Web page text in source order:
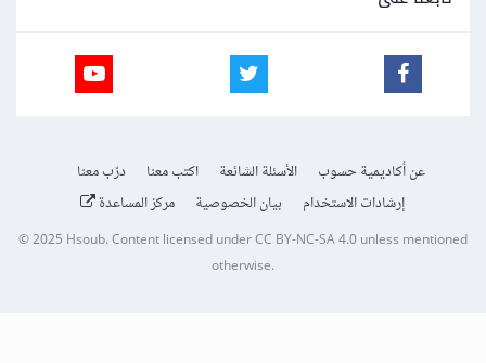
عن أكاديمية حسوب الأسئلة الشائعة اكتب معنا
درّب معنا
إرشادات الاستخدام
بيان الخصوصية مركز المساعدة
© 2025 Hsoub.Content licensed underCC BY-NC-SA 4.0unless mentioned
otherwise.